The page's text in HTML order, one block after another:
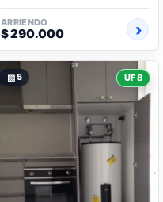
ARRIENDO
$ 290.000
▧5 UF 8